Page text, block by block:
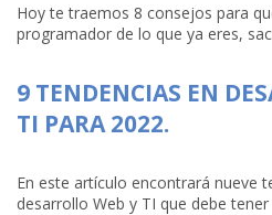
Hoy te traemos 8 consejos para
programador de lo que ya eres,
9 TENDENCIAS EN
TI PARA 2022.
En este artículo encontrará nueve
desarrollo Web y TI que debe tener